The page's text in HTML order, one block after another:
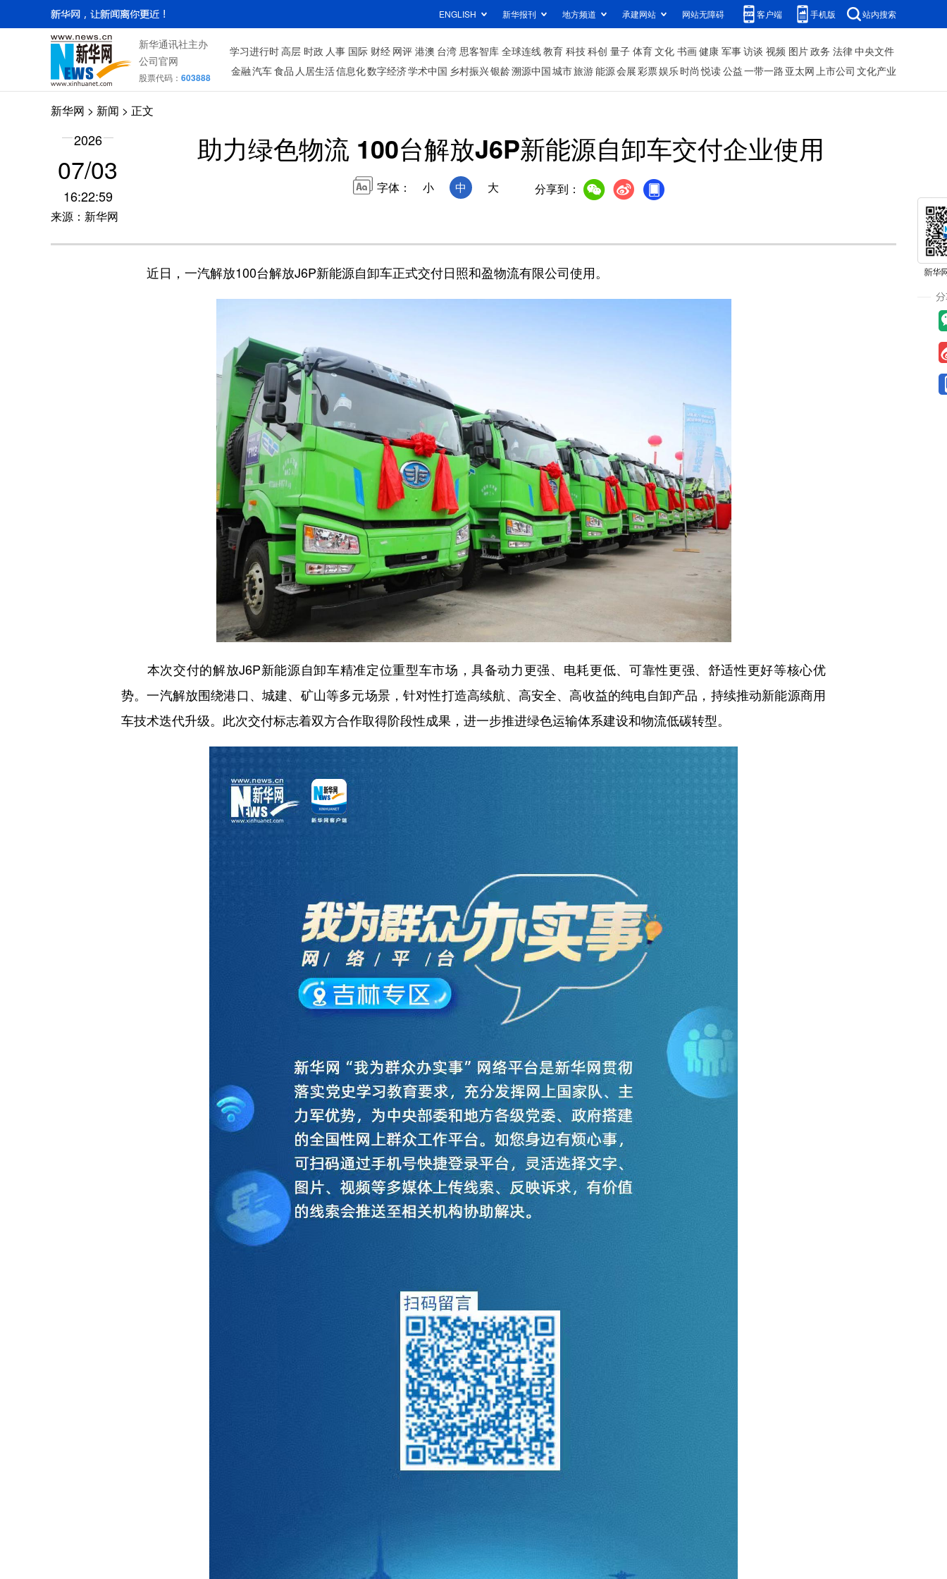
ENGLISH 新华报刊 地方频道 承建网站 网站无障碍 客户端 手机版 站内搜索
新华通讯社主办
公司官网
股票代码： 603888
学习进行时高层 时政 人事 国际 财经 网评 港澳 台湾 思客智库 全球连线教育 科技科创 量子 体育文化 书画健康 军事访谈 视频 图片政务 法律中央文件
金融汽车食品 人居生活信息化数字经济学术中国 乡村振兴银龄溯源中国城市旅游能源会展彩票娱乐时尚 悦读公益一带一路 亚太网上市公司 文化产业
新华网 > 新闻 > 正文
2026
07/03
16:22:59
来源：新华网
助力绿色物流 100台解放J6P新能源自卸车交付企业使用
字体： 小 中 大 分享到：
近日，一汽解放100台解放J6P新能源自卸车正式交付日照和盈物流有限公司使用。
本次交付的解放J6P新能源自卸车精准定位重型车市场，具备动力更强、电耗更低、可靠性更强、舒适性更好等核心优
势。一汽解放围绕港口、城建、矿山等多元场景，针对性打造高续航、高安全、高收益的纯电自卸产品，持续推动新能源商用
车技术迭代升级。此次交付标志着双方合作取得阶段性成果，进一步推进绿色运输体系建设和物流低碳转型。